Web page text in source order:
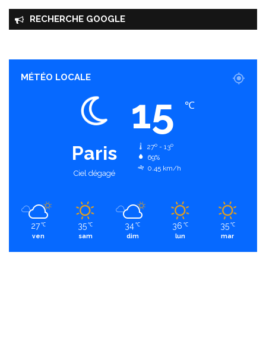
RECHERCHE GOOGLE
MÉTÉO LOCALE
Paris
Ciel dégagé
15 ℃
27º - 13º
69%
0.45 km/h
27 ℃
ven
35 ℃
sam
34 ℃
dim
36 ℃
lun
35 ℃
mar